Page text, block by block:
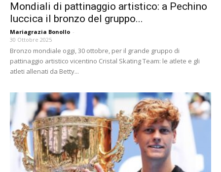
Mondiali di pattinaggio artistico: a Pechino
luccica il bronzo del gruppo...
Mariagrazia Bonollo -
30 Ottobre 2025
Bronzo mondiale oggi, 30 ottobre, per il grande gruppo di
pattinaggio artistico vicentino Cristal Skating Team: le atlete e gli
atleti allenati da Betty...